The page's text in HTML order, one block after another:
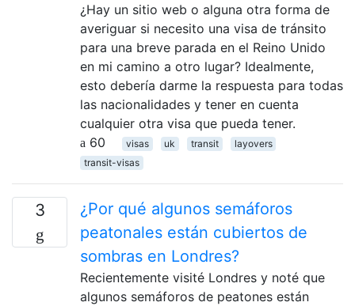
¿Hay un sitio web o alguna otra forma de
averiguar si necesito una visa de tránsito
para una breve parada en el Reino Unido
en mi camino a otro lugar? Idealmente,
esto debería darme la respuesta para todas
las nacionalidades y tener en cuenta
cualquier otra visa que pueda tener.
60
visas uk transit
layovers
transit-visas
3
¿Por qué algunos semáforos
peatonales están cubiertos de
sombras en Londres?
Recientemente visité Londres y noté que
algunos semáforos de peatones están